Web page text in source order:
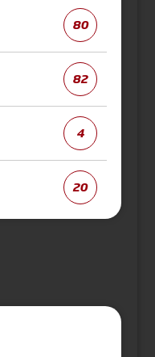
80
82
4
20